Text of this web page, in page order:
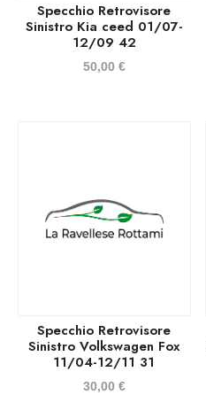
Specchio Retrovisore
Sinistro Kia ceed 01/07-
12/09 42
50,00 €
Specchio Retrovisore
Sinistro Volkswagen Fox
11/04-12/11 31
30,00 €